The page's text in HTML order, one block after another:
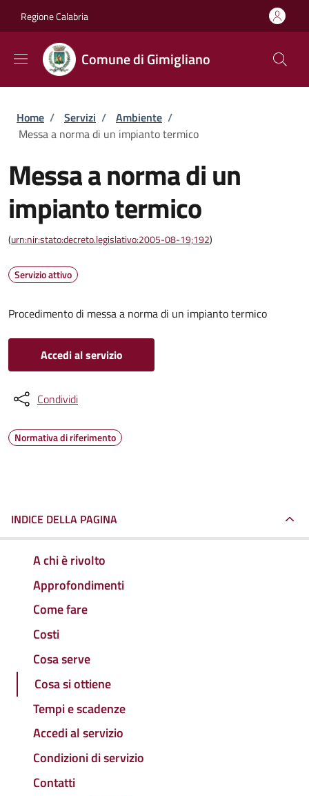
Regione Calabria
Comune di Gimigliano
Briciole di pane
Home / Servizi / Ambiente /
Messa a norma di un impianto termico
Messa a norma di un
impianto termico
(urn:nir:stato:decreto.legislativo:2005-08-19;192)
Servizio attivo
Procedimento di messa a norma di un impianto termico
Accedi al servizio
Condividi
Normativa di riferimento
INDICE DELLA PAGINA
A chi è rivolto
Approfondimenti
Come fare
Costi
Cosa serve
Cosa si ottiene
Tempi e scadenze
Accedi al servizio
Condizioni di servizio
Contatti